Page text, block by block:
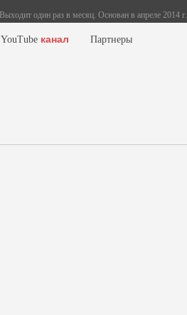
Выходит один раз в месяц. Основан в апреле 2014 г.
YouTube канал Партнеры